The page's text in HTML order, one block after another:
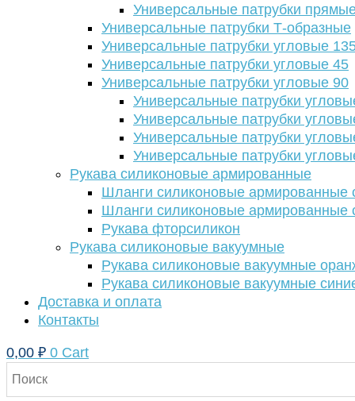
Универсальные патрубки
Универсальные патрубки Т-образные
Универсальные патрубки угловые
Универсальные патрубки угловые 45
Универсальные патрубки угловые 90
Универсальные патрубки
Универсальные патрубки
Универсальные патрубки
Универсальные патрубки
Рукава силиконовые армированные
Шланги силиконовые армированные
Шланги силиконовые армированные
Рукава фторсиликон
Рукава силиконовые вакуумные
Рукава силиконовые вакуумные
Рукава силиконовые вакуумные
Доставка и оплата
Контакты
0,00 ₽ 0 Cart